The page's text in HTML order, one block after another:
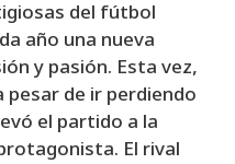
del fútbol
año una nueva
y pasión. Esta vez,
pesar de ir perdiendo
el partido a la
El rival